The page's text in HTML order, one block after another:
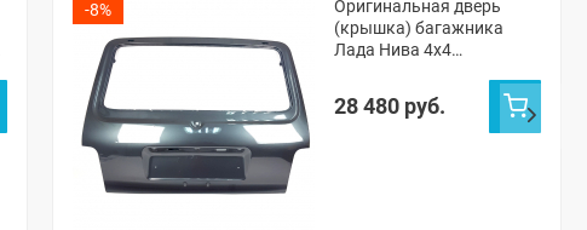
-8%
Оригинальная дверь
(крышка) багажника
Лада Нива 4х4
28 480 руб.